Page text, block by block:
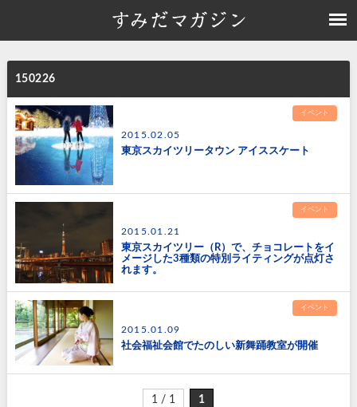
150226
イベント
2015.02.05
東京スカイツリータウン アイススケート
イベント
2015.01.21
東京スカイツリー（R）で、チョコレートをイ
メージした3種類の特別ライティングが点灯さ
れます。
イベント
2015.01.09
社会福祉会館でたのしい新舞踊教室が開催
1 / 1 1